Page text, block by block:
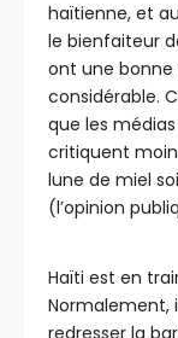
haïtienne, et
le bienfaiteur
ont une
considérable.
que les
critiquent
lune de miel
(l’opinion
Haïti est en
Normalement,